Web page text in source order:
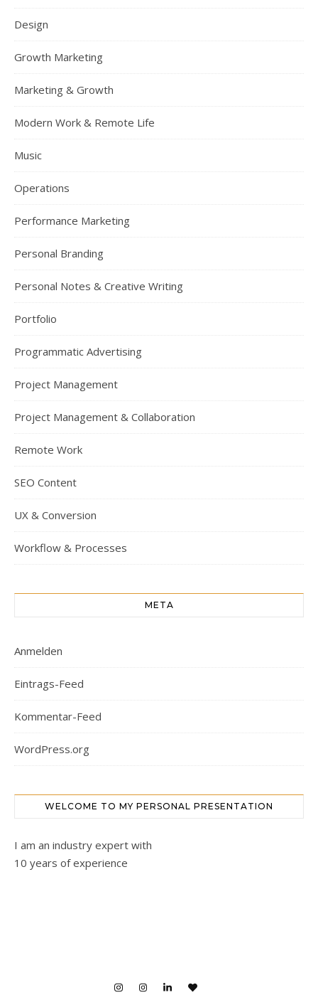
Design
Growth Marketing
Marketing & Growth
Modern Work & Remote Life
Music
Operations
Performance Marketing
Personal Branding
Personal Notes & Creative Writing
Portfolio
Programmatic Advertising
Project Management
Project Management & Collaboration
Remote Work
SEO Content
UX & Conversion
Workflow & Processes
META
Anmelden
Eintrags-Feed
Kommentar-Feed
WordPress.org
WELCOME TO MY PERSONAL PRESENTATION
I am an industry expert with
10 years of experience